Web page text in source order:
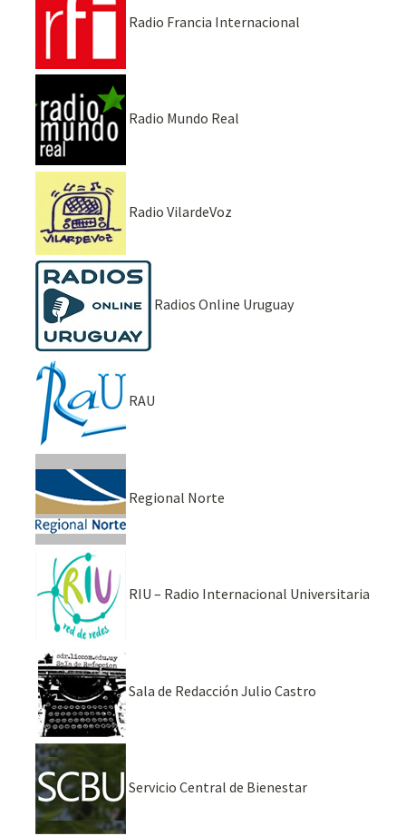
Radio Francia Internacional
Radio Mundo Real
Radio VilardeVoz
Radios Online Uruguay
RAU
Regional Norte
RIU – Radio Internacional Universitaria
Sala de Redacción Julio Castro
Servicio Central de Bienestar